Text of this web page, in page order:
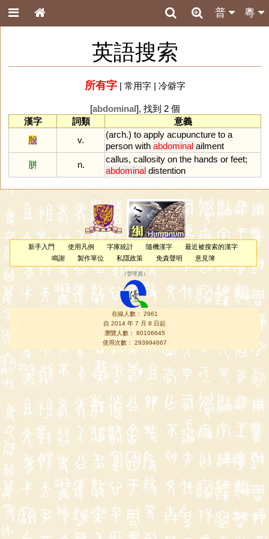
粵
普
英語搜索
所有字| 常用字| 冷僻字
[abdominal], 找到 2 個
漢字
詞類
意義
殷
v.
(arch.) to apply acupuncture to a
person with abdominal ailment
胼
n.
callus, callosity on the hands or feet;
abdominal distention
新手入門 使用凡例 字庫統計 隨機漢字
最近被搜索的漢字
鳴謝
製作單位 私隱政策 免責聲明 意見簿
（管理員 ）
在線人數： 2961
自 2014 年 7 月 8 日起
瀏覽人數： 80106645
使用次數： 293994667